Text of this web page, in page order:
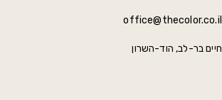
office@thecolor.co.il
חיים בר-לב, הוד-השרון